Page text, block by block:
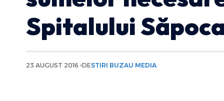
Spitalului
23 AUGUST 2016 DESTIRI BUZAU MEDIA